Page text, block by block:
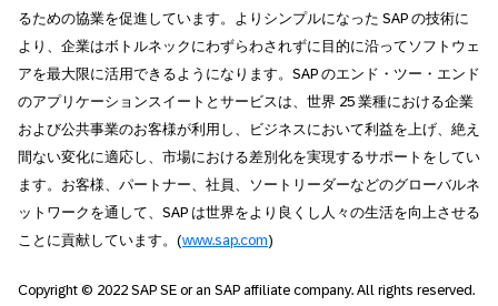
るための協業を促進しています。よりシンプルになった SAP の技術に
より、企業はボトルネックにわずらわされずに目的に沿ってソフトウェ
アを最大限に活用できるようになります。SAP のエンド・ツー・エンド
のアプリケーションスイートとサービスは、世界 25 業種における企業
および公共事業のお客様が利用し、ビジネスにおいて利益を上げ、絶え
間ない変化に適応し、市場における差別化を実現するサポートをしてい
ます。お客様、パートナー、社員、ソートリーダーなどのグローバルネ
ットワークを通して、SAP は世界をより良くし人々の生活を向上させる
ことに貢献しています。(www.sap.com)
Copyright © 2022 SAP SE or an SAP affiliate company. All rights reserved.